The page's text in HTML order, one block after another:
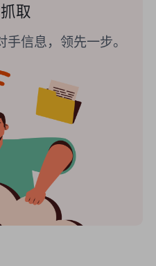
取
信息，领先一步。